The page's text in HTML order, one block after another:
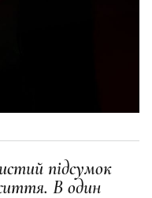
підсумок
В один